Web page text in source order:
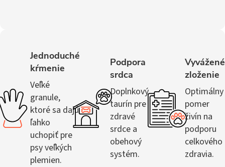
Jednoduché
kŕmenie
Veľké
granule,
ktoré sa dajú
ľahko
uchopiť pre
psy veľkých
plemien.
Podpora
srdca
Doplnkový
taurín pre
zdravé
srdce a
obehový
systém.
Vyvážené
zloženie
Optimálny
pomer
živín na
podporu
celkového
zdravia.